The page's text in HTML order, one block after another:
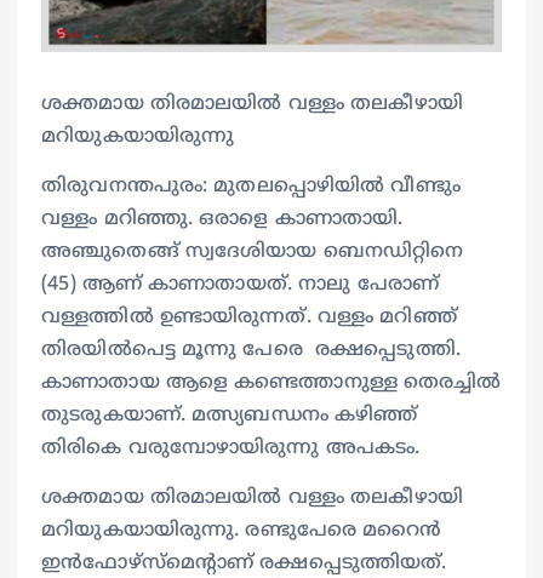
ശക്തമായ തിരമാലയിൽ വള്ളം തലകീഴായി
മറിയുകയായിരുന്നു
തിരുവനന്തപുരം: മുതലപ്പൊഴിയിൽ വീണ്ടും
വള്ളം മറിഞ്ഞു. ഒരാളെ കാണാതായി.
അഞ്ചുതെങ്ങ് സ്വദേശിയായ ബെനഡിറ്റിനെ
(45) ആണ് കാണാതായത്. നാലു പേരാണ്
വള്ളത്തില്‍ ഉണ്ടായിരുന്നത്. വള്ളം മറിഞ്ഞ്
തിരയില്‍പെട്ട മൂന്നു പേരെ രക്ഷപ്പെടുത്തി.
കാണാതായ ആളെ കണ്ടെത്താനുള്ള തെരച്ചില്‍
തുടരുകയാണ്. മത്സ്യബന്ധനം കഴിഞ്ഞ്
തിരികെ വരുമ്പോഴായിരുന്നു അപകടം.
ശക്തമായ തിരമാലയിൽ വള്ളം തലകീഴായി
മറിയുകയായിരുന്നു. രണ്ടുപേരെ മറൈൻ
ഇൻഫോഴ്സ്മെന്‍റാണ് രക്ഷപ്പെടുത്തിയത്.